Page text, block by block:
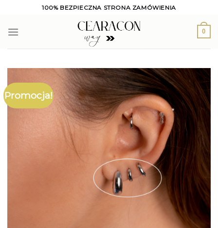
content
100% BEZPIECZNA STRONA ZAMÓWIENIA
0
Promocja!